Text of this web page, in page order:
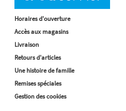
Horaires d'ouverture
Accès aux magasins
Livraison
Retours d'articles
Une histoire de famille
Remises spéciales
Gestion des cookies